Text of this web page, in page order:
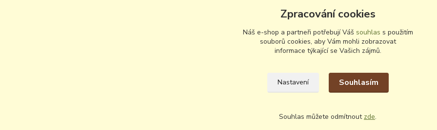
Jak otevřít víno bez vývrtky?
Národní zvyklosti pití vína
Odzátkování a nalévání vína
Zpracování cookies
Náš e-shop a partneři potřebují Váš souhlas s použitím
souborů cookies, aby Vám mohli zobrazovat
informace týkající se Vašich zájmů.
Nastavení Souhlasím
Souhlas můžete odmítnout zde.